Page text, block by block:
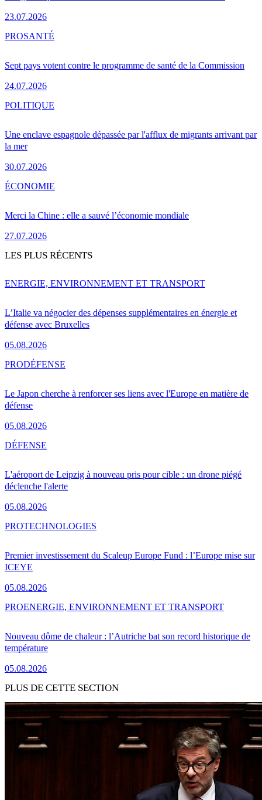
23.07.2026
Sept pays votent contre le programme de santé de la Commission
24.07.2026
PROSANTÉ
Une enclave espagnole dépassée par l'afflux de migrants arrivant par
la mer
30.07.2026
POLITIQUE
Merci la Chine : elle a sauvé l’économie mondiale
27.07.2026
ÉCONOMIE
LES PLUS RÉCENTS
L’Italie va négocier des dépenses supplémentaires en énergie et
défense avec Bruxelles
05.08.2026
ENERGIE, ENVIRONNEMENT ET TRANSPORT
Le Japon cherche à renforcer ses liens avec l'Europe en matière de
défense
05.08.2026
PRODÉFENSE
L'aéroport de Leipzig à nouveau pris pour cible : un drone piégé
déclenche l'alerte
05.08.2026
DÉFENSE
Premier investissement du Scaleup Europe Fund : l’Europe mise sur
ICEYE
05.08.2026
PROTECHNOLOGIES
Nouveau dôme de chaleur : l’Autriche bat son record historique de
température
05.08.2026
PROENERGIE, ENVIRONNEMENT ET TRANSPORT
PLUS DE CETTE SECTION